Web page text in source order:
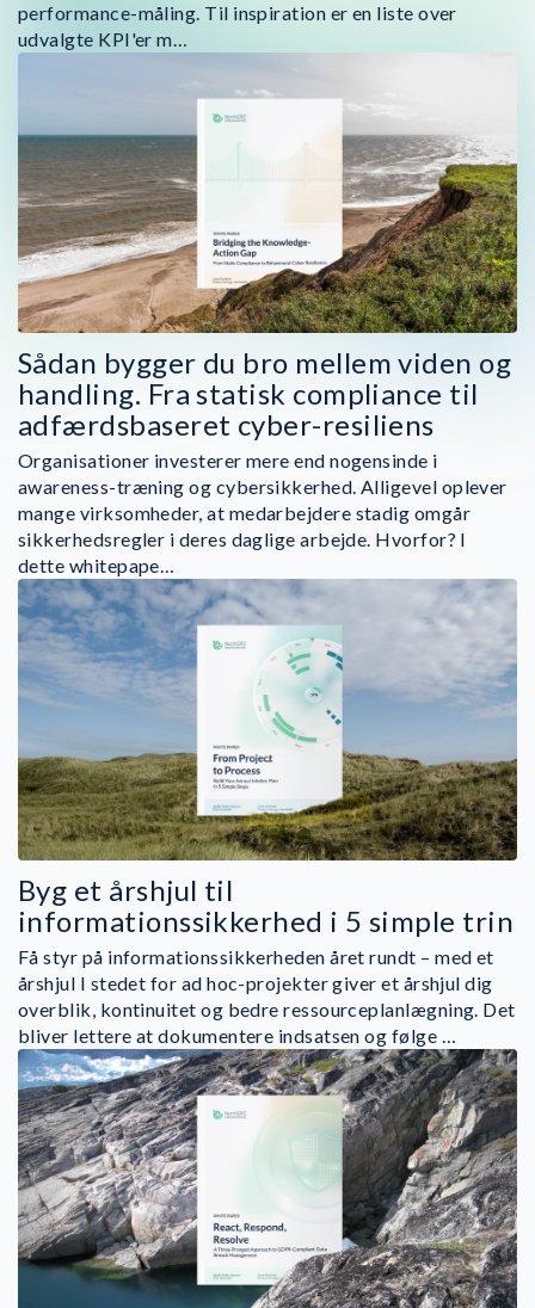
performance-måling. Til inspiration er en liste over
udvalgte KPI'er m…
Sådan bygger du bro mellem viden og
handling. Fra statisk compliance til
adfærdsbaseret cyber-resiliens
Organisationer investerer mere end nogensinde i
awareness-træning og cybersikkerhed. Alligevel oplever
mange virksomheder, at medarbejdere stadig omgår
sikkerhedsregler i deres daglige arbejde. Hvorfor? I
dette whitepape…
Byg et årshjul til
informationssikkerhed i 5 simple trin
Få styr på informationssikkerheden året rundt – med et
årshjul I stedet for ad hoc-projekter giver et årshjul dig
overblik, kontinuitet og bedre ressourceplanlægning. Det
bliver lettere at dokumentere indsatsen og følge …